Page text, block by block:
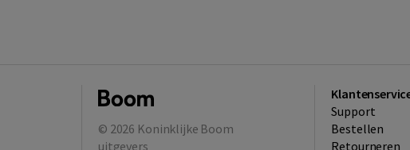
© 2026 Koninklijke Boom
uitgevers
Support
Bestellen
​Retourneren